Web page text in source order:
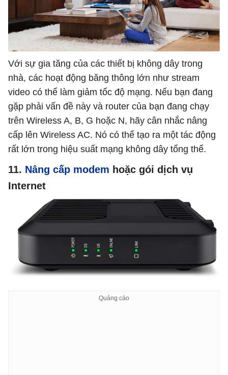
Với sự gia tăng của các thiết bị không dây trong
nhà, các hoạt động băng thông lớn như stream
video có thể làm giảm tốc độ mạng. Nếu bạn đang
gặp phải vấn đề này và router của bạn đang chạy
trên Wireless A, B, G hoặc N, hãy cân nhắc nâng
cấp lên Wireless AC. Nó có thể tạo ra một tác động
rất lớn trong hiệu suất mạng không dây tổng thể.
11. Nâng cấp modem hoặc gói dịch vụ
Internet